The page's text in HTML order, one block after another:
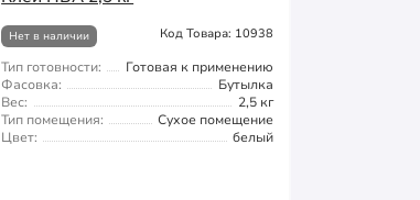
Нет в наличии Код Товара: 10938
Тип готовности:
Готовая к применению
Фасовка:
Бутылка
Вес:
2,5 кг
Тип помещения:
Сухое помещение
Цвет:
белый